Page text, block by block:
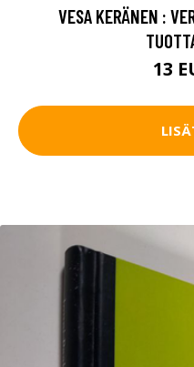
VESA KERÄNEN :
13